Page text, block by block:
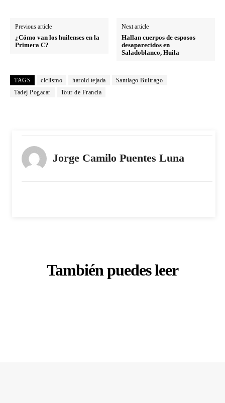
Previous article
¿Cómo van los huilenses en la
Primera C?
Next article
Hallan cuerpos de esposos
desaparecidos en
Saladoblanco, Huila
TAGS ciclismo harold tejada
Santiago Buitrago
Tadej Pogacar
Tour de Francia
Jorge Camilo Puentes Luna
También puedes leer